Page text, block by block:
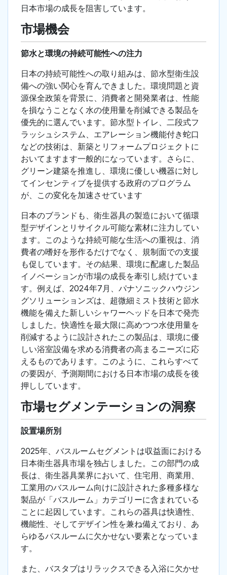
日本市場の成長を阻害しています。
市場機会
節水と環境の持続可能性への注力
日本の持続可能性への取り組みは、節水型衛生設
備への強い関心を育んできました。環境問題と資
源保全政策を背景に、消費者と開発業者は、性能
を損なうことなく水の使用量を削減できる製品を
優先的に選んでいます。節水型トイレ、二段式フ
ラッシュシステム、エアレーション機能付き蛇口
などの技術は、新築とリフォームプロジェクトに
おいてますます一般的になっています。さらに、
グリーン建築を推進し、環境に優しい機器に対し
てインセンティブを提供する政府のプログラム
が、この変化を加速させています
日本のブランドも、衛生器具の製造において循環
型デザインとリサイクル可能な素材に注力してい
ます。このような持続可能な生活への重視は、消
費者の嗜好を形作るだけでなく、規制面での支援
も促しています。その結果、環境に配慮した製品
イノベーションが市場の成長を牽引し続けていま
す。例えば、2024年7月、パナソニックハウジン
グソリューションズは、超微細ミスト技術と節水
機能を備えた新しいシャワーヘッドを日本で発売
しました。快適性を最大限に高めつつ水使用量を
削減するように設計されたこの製品は、環境に優
しい浴室設備を求める消費者の高まるニーズに応
えるものであります。このように、これらすべて
の要因が、予測期間における日本市場の成長を後
押ししています。
市場セグメンテーションの洞察
設置場所別
2025年、バスルームセグメントは収益面における
日本衛生器具市場を独占しました。この部門の成
長は、衛生器具業界において、住宅用、商業用、
工業用のバスルーム向けに設計された多種多様な
製品が「バスルーム」カテゴリーに含まれている
ことに起因しています。これらの器具は快適性、
機能性、そしてデザイン性を兼ね備えており、あ
らゆるバスルームに欠かせない要素となっていま
す。
また、バスタブはリラックスできる入浴に欠かせ